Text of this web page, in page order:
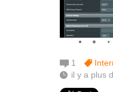
1
il y a plus